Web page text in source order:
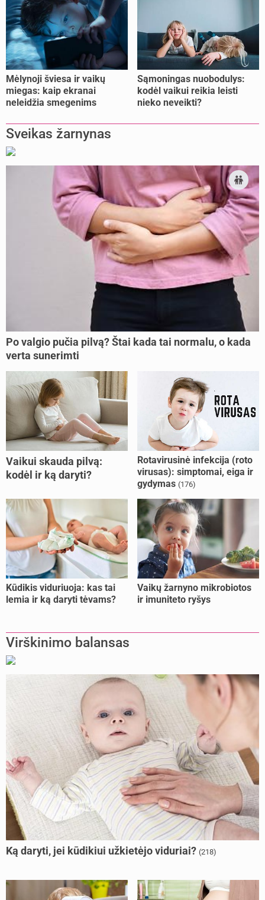
Mėlynoji šviesa ir vaikų
miegas: kaip ekranai
neleidžia smegenims
Sąmoningas nuobodulys:
kodėl vaikui reikia leisti
nieko neveikti?
Sveikas žarnynas
Po valgio pučia pilvą? Štai kada tai normalu, o kada
verta sunerimti
Vaikui skauda pilvą:
kodėl ir ką daryti?
Rotavirusinė infekcija (roto
virusas): simptomai, eiga ir
gydymas (176)
Kūdikis viduriuoja: kas tai
lemia ir ką daryti tėvams?
Vaikų žarnyno mikrobiotos
ir imuniteto ryšys
Virškinimo balansas
Ką daryti, jei kūdikiui užkietėjo viduriai? (218)